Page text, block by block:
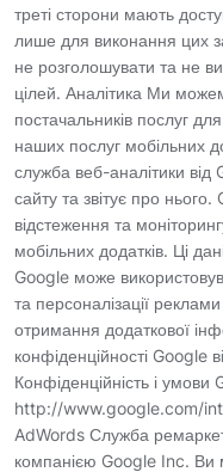
треті сторони мають
лише для виконання цих
не розголошувати та не
цілей. Аналітика Ми
постачальників послуг
наших послуг мобільних
служба веб-аналітики від
сайту та звітує про нього.
відстеження та
мобільних додатків. Ці
Google може
та персоналізації
отримання додаткової
конфіденційності Google
Конфіденційність і умови
http://www.google.com/
AdWords Служба
компанією Google Inc. Ви